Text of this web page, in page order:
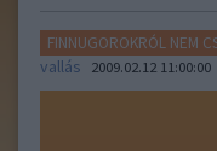
FINNUGOROKRÓL NEM
vallás
2009.02.12 11:00:00